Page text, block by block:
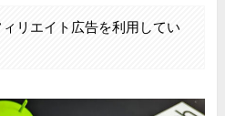
リエイト広告を利用してい